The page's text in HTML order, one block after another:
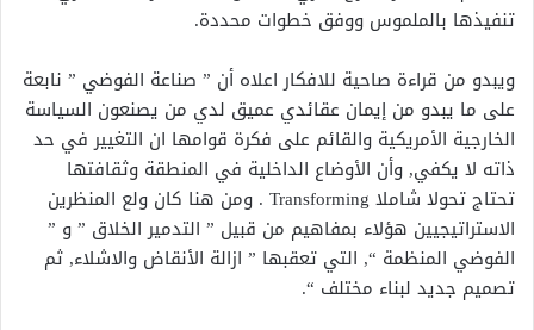
تنفيذها‏ بالملموس ووفق خطوات محددة.‏
ويبدو من قراءة صاحية للافكار اعلاه أن ” صناعة الفوضي ” نابعة
على ما يبدو من إيمان عقائدي عميق لدي من يصنعون السياسة
الخارجية الأمريكية والقائم على فكرة قوامها ان التغيير في حد
ذاته لا يكفي‏,‏ وأن الأوضاع الداخلية في المنطقة وثقافتها
تحتاج تحولا شاملا ‏Transforming‏ ‏.‏ ومن هنا كان ولع المنظرين
الاستراتيجيين هؤلاء بمفاهيم من قبيل ” التدمير الخلاق ” و ”
الفوضي المنظمة “‏,‏ التي تعقبها ” ازالة الأنقاض والاشلاء‏,‏ ثم
تصميم جديد لبناء مختلف “‏.‏